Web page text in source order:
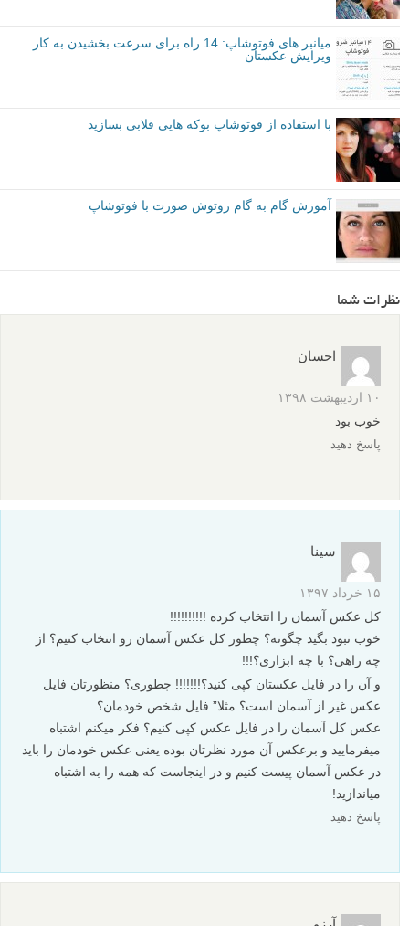
میانبر های فوتوشاپ: 14 راه برای سرعت بخشیدن به کار
ویرایش عکستان
با استفاده از فوتوشاپ بوکه هایی قلابی بسازید
آموزش گام به گام روتوش صورت با فوتوشاپ
نظرات شما
احسان
۱۰ اردیبهشت ۱۳۹۸
خوب بود
پاسخ دهید
سینا
۱۵ خرداد ۱۳۹۷
کل عکس آسمان را انتخاب کرده !!!!!!!!!!
خوب نبود بگید چگونه؟ چطور کل عکس آسمان رو انتخاب کنیم؟ از
چه راهی؟ با چه ابزاری؟!!!
و آن را در فایل عکستان کپی کنید؟!!!!!!! چطوری؟ منظورتان فایل
عکس غیر از آسمان است؟ مثلا” فایل شخص خودمان؟
عکس کل آسمان را در فایل عکس کپی کنیم؟ فکر میکنم اشتباه
میفرمایید و برعکس آن مورد نظرتان بوده یعنی عکس خودمان را باید
در عکس آسمان پیست کنیم و در اینجاست که همه را به اشتباه
میاندازید!
پاسخ دهید